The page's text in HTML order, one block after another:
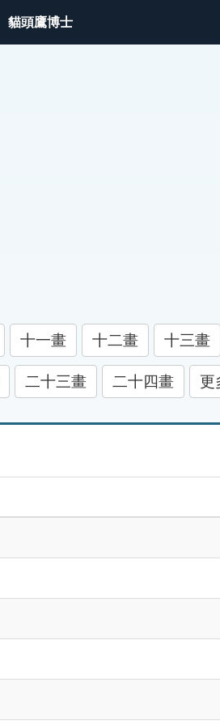
貓頭鷹博士
十一畫 十二畫 十三畫
二十三畫 二十四畫 更